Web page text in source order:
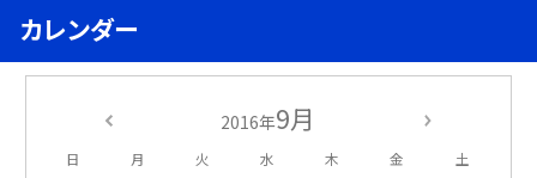
カレンダー
2016年9月
日 月 火 水 木 金 土